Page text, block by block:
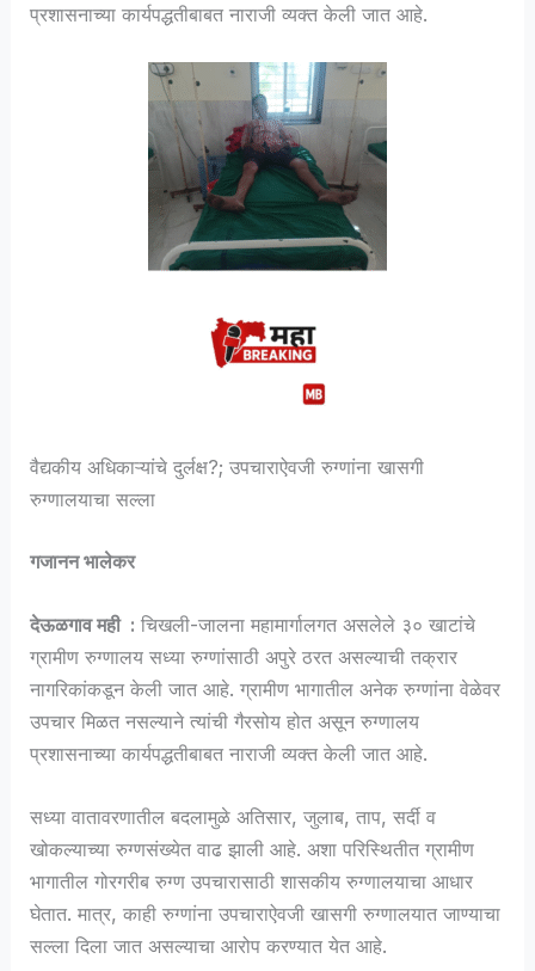
प्रशासनाच्या कार्यपद्धतीबाबत नाराजी व्यक्त केली जात आहे.
वैद्यकीय अधिकाऱ्यांचे दुर्लक्ष?; उपचाराऐवजी रुग्णांना खासगी
रुग्णालयाचा सल्ला
गजानन भालेकर
देऊळगाव मही : चिखली-जालना महामार्गालगत असलेले ३० खाटांचे
ग्रामीण रुग्णालय सध्या रुग्णांसाठी अपुरे ठरत असल्याची तक्रार
नागरिकांकडून केली जात आहे. ग्रामीण भागातील अनेक रुग्णांना वेळेवर
उपचार मिळत नसल्याने त्यांची गैरसोय होत असून रुग्णालय
प्रशासनाच्या कार्यपद्धतीबाबत नाराजी व्यक्त केली जात आहे.
सध्या वातावरणातील बदलामुळे अतिसार, जुलाब, ताप, सर्दी व
खोकल्याच्या रुग्णसंख्येत वाढ झाली आहे. अशा परिस्थितीत ग्रामीण
भागातील गोरगरीब रुग्ण उपचारासाठी शासकीय रुग्णालयाचा आधार
घेतात. मात्र, काही रुग्णांना उपचाराऐवजी खासगी रुग्णालयात जाण्याचा
सल्ला दिला जात असल्याचा आरोप करण्यात येत आहे.